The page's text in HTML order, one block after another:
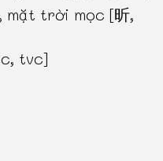
mặt trời mọc [昕,
tvc]